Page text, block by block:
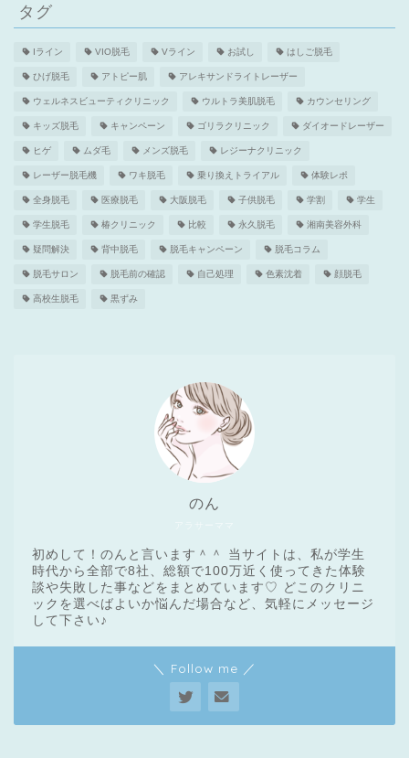
タグ
Iライン VIO脱毛 Vライン お試し はしご脱毛
ひげ脱毛 アトピー肌 アレキサンドライトレーザー
ウェルネスビューティクリニック ウルトラ美肌脱毛 カウンセリング
キッズ脱毛 キャンペーン ゴリラクリニック ダイオードレーザー
ヒゲ ムダ毛 メンズ脱毛 レジーナクリニック
レーザー脱毛機 ワキ脱毛 乗り換えトライアル 体験レポ
全身脱毛 医療脱毛 大阪脱毛 子供脱毛 学割 学生
学生脱毛 椿クリニック 比較 永久脱毛 湘南美容外科
疑問解決 背中脱毛 脱毛キャンペーン 脱毛コラム
脱毛サロン 脱毛前の確認 自己処理 色素沈着 顔脱毛
高校生脱毛 黒ずみ
のん
初めして！のんと言います＾＾ 当サイトは、私が学生
時代から全部で8社、総額で100万近く使ってきた体験
談や失敗した事などをまとめています♡ どこのクリニ
ックを選べばよいか悩んだ場合など、気軽にメッセージ
して下さい♪
＼ Follow me ／クリニック一覧
脱毛体験レポート